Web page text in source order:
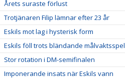
Årets suraste förlust
Trotjänaren Filip lämnar efter 23 år
Eskils mot lag i hysterisk form
Eskils föll trots bländande målvaktsspel
Stor rotation i DM-semifinalen
Imponerande insats när Eskils vann